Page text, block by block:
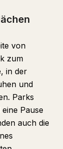
von
zum
in der
und
Parks
Pause
auch die